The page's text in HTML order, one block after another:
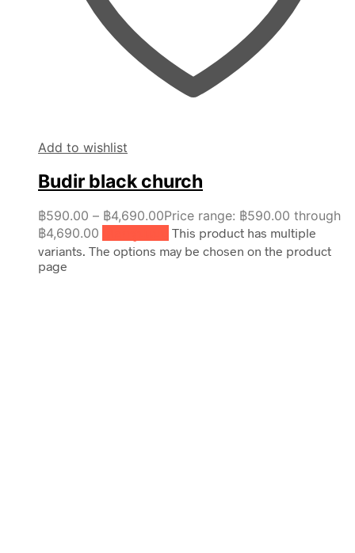
Add to wishlist
Budir black church
฿590.00 – ฿4,690.00Price range: ฿590.00 through
฿4,690.00
This product has multiple
variants. The options may be chosen on the product
page